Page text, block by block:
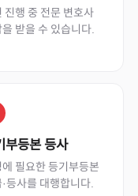
진행 중 전문 변호사
받을 수 있습니다.
부등본 등사
필요한 등기부등본
등사를 대행합니다.